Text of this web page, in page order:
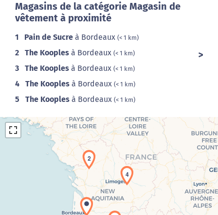
Magasins de la catégorie Magasin de
vêtement à proximité
1 Pain de Sucre à Bordeaux (< 1 km)
2 The Kooples à Bordeaux (< 1 km)
3 The Kooples à Bordeaux (< 1 km)
4 The Kooples à Bordeaux (< 1 km)
5 The Kooples à Bordeaux (< 1 km)
Chargement de la carte en cours...
2
4